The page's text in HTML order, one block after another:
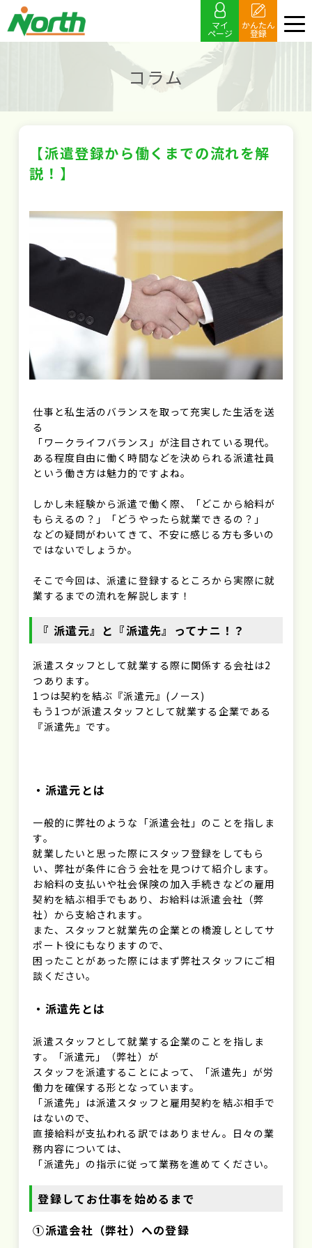
マイ
ページ
かんたん
登録
コラム
【派遣登録から働くまでの流れを解
説！】
仕事と私生活のバランスを取って充実した生活を送
る
「ワークライフバランス」が注目されている現代。
ある程度自由に働く時間などを決められる派遣社員
という働き方は魅力的ですよね。
しかし未経験から派遣で働く際、「どこから給料が
もらえるの？」「どうやったら就業できるの？」
などの疑問がわいてきて、不安に感じる方も多いの
ではないでしょうか。
そこで今回は、派遣に登録するところから実際に就
業するまでの流れを解説します！
『 派遣元』と『派遣先』ってナニ！？
派遣スタッフとして就業する際に関係する会社は2
つあります。
1つは契約を結ぶ『派遣元』(ノース)
もう1つが派遣スタッフとして就業する企業である
『派遣先』です。
・派遣元とは
一般的に弊社のような「派遣会社」のことを指しま
す。
就業したいと思った際にスタッフ登録をしてもら
い、弊社が条件に合う会社を見つけて紹介します。
お給料の支払いや社会保険の加入手続きなどの雇用
契約を結ぶ相手でもあり、お給料は派遣会社（弊
社）から支給されます。
また、スタッフと就業先の企業との橋渡しとしてサ
ポート役にもなりますので、
困ったことがあった際にはまず弊社スタッフにご相
談ください。
・派遣先とは
派遣スタッフとして就業する企業のことを指しま
す。「派遣元」（弊社）が
スタッフを派遣することによって、「派遣先」が労
働力を確保する形となっています。
「派遣先」は派遣スタッフと雇用契約を結ぶ相手で
はないので、
直接給料が支払われる訳ではありません。日々の業
務内容については、
「派遣先」の指示に従って業務を進めてください。
登録してお仕事を始めるまで
①派遣会社（弊社）への登録